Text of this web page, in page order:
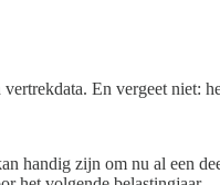
En vergeet niet:
handig zijn om nu al een